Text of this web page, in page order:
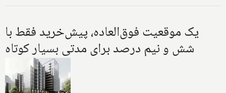
یک موقعیت فوق‌العاده، پیش‌خرید فقط با
شش و نیم درصد برای مدتی بسیار کوتاه